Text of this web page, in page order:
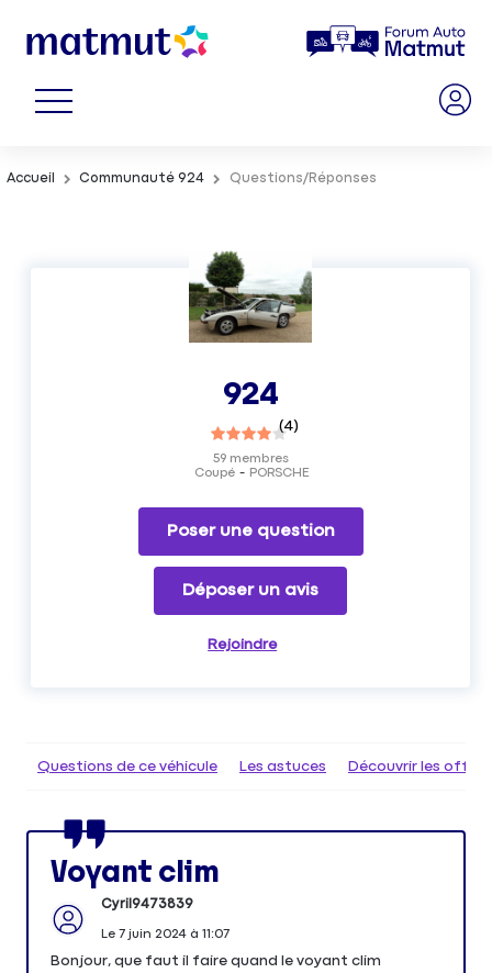
Accueil Communauté 924 Questions/Réponses
924
(4)
Coupé PORSCHE
59membres
Poser une question
Déposer un avis
Rejoindre
Questions de ce véhicule Les astuces Découvrir les
Voyant clim
Cyril9473839
Le 7 juin 2024à 11:07
Bonjour, que faut il faire quand le voyant clim